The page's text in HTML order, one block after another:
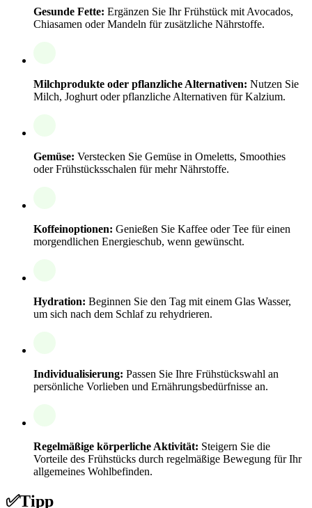
Gesunde Fette: Ergänzen Sie Ihr Frühstück mit Avocados,
Chiasamen oder Mandeln für zusätzliche Nährstoffe.
Milchprodukte oder pflanzliche Alternativen: Nutzen Sie
Milch, Joghurt oder pflanzliche Alternativen für Kalzium.
Gemüse: Verstecken Sie Gemüse in Omeletts, Smoothies
oder Frühstücksschalen für mehr Nährstoffe.
Koffeinoptionen: Genießen Sie Kaffee oder Tee für einen
morgendlichen Energieschub, wenn gewünscht.
Hydration: Beginnen Sie den Tag mit einem Glas Wasser,
um sich nach dem Schlaf zu rehydrieren.
Individualisierung: Passen Sie Ihre Frühstückswahl an
persönliche Vorlieben und Ernährungsbedürfnisse an.
Regelmäßige körperliche Aktivität: Steigern Sie die
Vorteile des Frühstücks durch regelmäßige Bewegung für Ihr
allgemeines Wohlbefinden.
✅Tipp